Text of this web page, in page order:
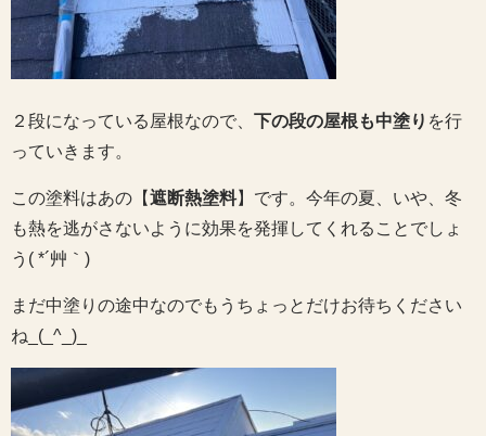
２段になっている屋根なので、 下の段の屋根も中塗り を行
っていきます。
この塗料はあの【遮断熱塗料】です。今年の夏、いや、冬
も熱を逃がさないように効果を発揮してくれることでしょ
う( *´艸｀)
まだ中塗りの途中なのでもうちょっとだけお待ちください
ね_(_^_)_